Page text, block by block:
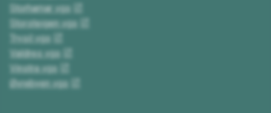
Storhamar vgs
Storsteigen vgs
Trysil vgs
Valdres vgs
Vinstra vgs
Øvrebyen vgs